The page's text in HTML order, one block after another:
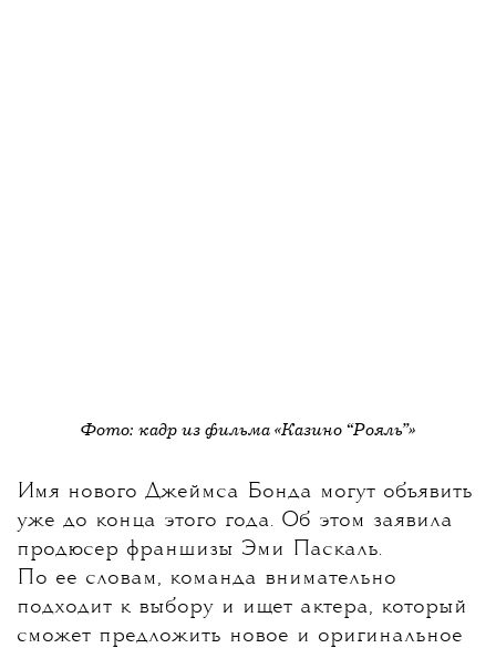
Фото: кадр из фильма «Казино “Рояль”»
Имя нового Джеймса Бонда могут объявить
уже до конца этого года. Об этом заявила
продюсер франшизы Эми Паскаль.
По ее словам, команда внимательно
подходит к выбору и ищет актера, который
сможет предложить новое и оригинальное